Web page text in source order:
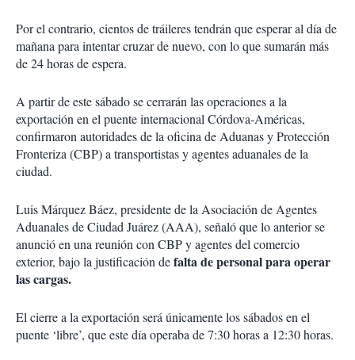
Por el contrario, cientos de tráileres tendrán que esperar al día de
mañana para intentar cruzar de nuevo, con lo que sumarán más
de 24 horas de espera.
A partir de este sábado se cerrarán las operaciones a la
exportación en el puente internacional Córdova-Américas,
confirmaron autoridades de la oficina de Aduanas y Protección
Fronteriza(CBP) a transportistas y agentes aduanales de la
ciudad.
Luis Márquez Báez, presidente de la Asociación de Agentes
Aduanales de Ciudad Juárez (AAA), señaló que lo anterior se
anunció en una reunión con CBP y agentes del comercio
exterior, bajo la justificación defalta de personal para operar
las cargas.
El cierre a la exportación será únicamente los sábados en el
puente ‘libre’, que este día operaba de 7:30 horas a 12:30 horas.